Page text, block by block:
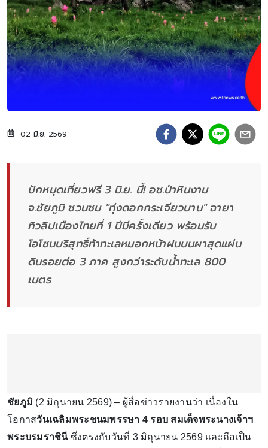
02 มิ.ย. 2569
ปักหมุดเที่ยวฟรี 3 มิ.ย. นี้! อช.ป่าหินงาม
จ.ชัยภูมิ ชวนชม "ทุ่งดอกกระเจียวบาน" ฉายา
ทิวลิปเมืองไทยที่ 1 ปีมีครั้งเดียว พร้อมรับ
โอโซนบริสุทธิ์ท้าทะเลหมอกหน้าฝนบนผาสุดแผ่น
ดินรอยต่อ 3 ภาค สูงกว่าระดับน้ำทะเล 800
เมตร
ชัยภูมิ (2 มิถุนายน 2569) – ผู้สื่อข่าวรายงานว่า เนื่องใน
โอกาสวันเฉลิมพระชนมพรรษา 4 รอบ สมเด็จพระนางเจ้าฯ
พระบรมราชินีซึ่งตรงกับวันที่ 3 มิถุนายน 2569 และถือเป็น